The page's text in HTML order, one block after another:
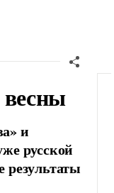
и
русской
результаты